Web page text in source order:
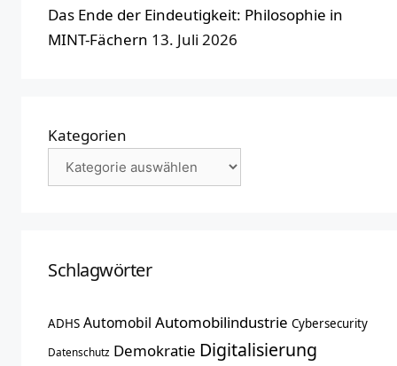
Das Ende der Eindeutigkeit: Philosophie in
MINT-Fächern 13. Juli 2026
Kategorien
Schlagwörter
ADHS Automobil Automobilindustrie Cybersecurity
Datenschutz Demokratie Digitalisierung